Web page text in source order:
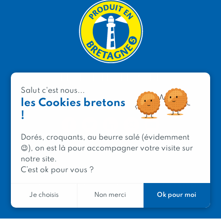
2 avenue de Provence
29200 Brest
Mentions légales
Contacter Produit en Bretagne
Le réseau
Salut c'est nous...
les Cookies bretons
!
Dorés, croquants, au beurre salé (évidemment
😉), on est là pour accompagner votre visite sur
notre site.
C’est ok pour vous ?
Je choisis Non merci Ok pour moi